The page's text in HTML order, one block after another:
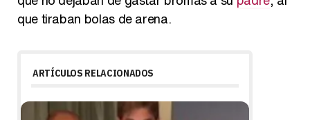
que tiraban bolas de arena.
ARTÍCULOS RELACIONADOS